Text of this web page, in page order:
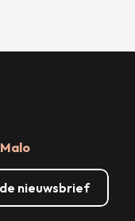
nieuwsbrief